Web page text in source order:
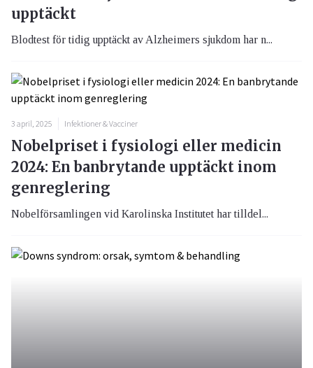
upptäckt
Blodtest för tidig upptäckt av Alzheimers sjukdom har n...
3 april, 2025 Infektioner & Vacciner
Nobelpriset i fysiologi eller medicin
2024: En banbrytande upptäckt inom
genreglering
Nobelförsamlingen vid Karolinska Institutet har tilldel...